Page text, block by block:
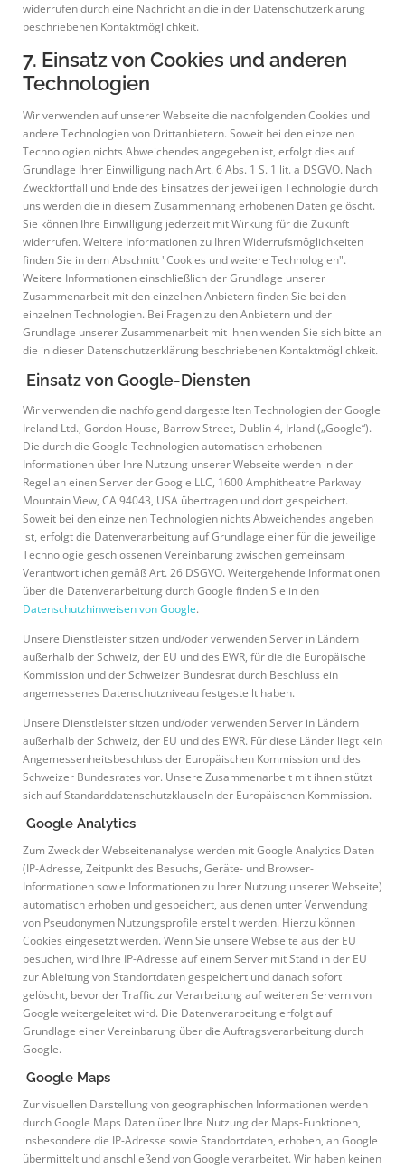
widerrufen durch eine Nachricht an die in der Datenschutzerklärung
beschriebenen Kontaktmöglichkeit.
7. Einsatz von Cookies und anderen
Technologien
Wir verwenden auf unserer Webseite die nachfolgenden Cookies und
andere Technologien von Drittanbietern. Soweit bei den einzelnen
Technologien nichts Abweichendes angegeben ist, erfolgt dies auf
Grundlage Ihrer Einwilligung nach Art. 6 Abs. 1 S. 1 lit. a DSGVO. Nach
Zweckfortfall und Ende des Einsatzes der jeweiligen Technologie durch
uns werden die in diesem Zusammenhang erhobenen Daten gelöscht.
Sie können Ihre Einwilligung jederzeit mit Wirkung für die Zukunft
widerrufen. Weitere Informationen zu Ihren Widerrufsmöglichkeiten
finden Sie in dem Abschnitt "Cookies und weitere Technologien".
Weitere Informationen einschließlich der Grundlage unserer
Zusammenarbeit mit den einzelnen Anbietern finden Sie bei den
einzelnen Technologien. Bei Fragen zu den Anbietern und der
Grundlage unserer Zusammenarbeit mit ihnen wenden Sie sich bitte an
die in dieser Datenschutzerklärung beschriebenen Kontaktmöglichkeit.
Einsatz von Google-Diensten
Wir verwenden die nachfolgend dargestellten Technologien der Google
Ireland Ltd., Gordon House, Barrow Street, Dublin 4, Irland („Google“).
Die durch die Google Technologien automatisch erhobenen
Informationen über Ihre Nutzung unserer Webseite werden in der
Regel an einen Server der Google LLC, 1600 Amphitheatre Parkway
Mountain View, CA 94043, USA übertragen und dort gespeichert.
Soweit bei den einzelnen Technologien nichts Abweichendes angeben
ist, erfolgt die Datenverarbeitung auf Grundlage einer für die jeweilige
Technologie geschlossenen Vereinbarung zwischen gemeinsam
Verantwortlichen gemäß Art. 26 DSGVO. Weitergehende Informationen
über die Datenverarbeitung durch Google finden Sie in den
Datenschutzhinweisen von Google.
Unsere Dienstleister sitzen und/oder verwenden Server in Ländern
außerhalb der Schweiz, der EU und des EWR, für die die Europäische
Kommission und der Schweizer Bundesrat durch Beschluss ein
angemessenes Datenschutzniveau festgestellt haben.
Unsere Dienstleister sitzen und/oder verwenden Server in Ländern
außerhalb der Schweiz, der EU und des EWR. Für diese Länder liegt kein
Angemessenheitsbeschluss der Europäischen Kommission und des
Schweizer Bundesrates vor. Unsere Zusammenarbeit mit ihnen stützt
sich auf Standarddatenschutzklauseln der Europäischen Kommission.
Google Analytics
Zum Zweck der Webseitenanalyse werden mit Google Analytics Daten
(IP-Adresse, Zeitpunkt des Besuchs, Geräte- und Browser-
Informationen sowie Informationen zu Ihrer Nutzung unserer Webseite)
automatisch erhoben und gespeichert, aus denen unter Verwendung
von Pseudonymen Nutzungsprofile erstellt werden. Hierzu können
Cookies eingesetzt werden. Wenn Sie unsere Webseite aus der EU
besuchen, wird Ihre IP-Adresse auf einem Server mit Stand in der EU
zur Ableitung von Standortdaten gespeichert und danach sofort
gelöscht, bevor der Traffic zur Verarbeitung auf weiteren Servern von
Google weitergeleitet wird. Die Datenverarbeitung erfolgt auf
Grundlage einer Vereinbarung über die Auftragsverarbeitung durch
Google.
Google Maps
Zur visuellen Darstellung von geographischen Informationen werden
durch Google Maps Daten über Ihre Nutzung der Maps-Funktionen,
insbesondere die IP-Adresse sowie Standortdaten, erhoben, an Google
übermittelt und anschließend von Google verarbeitet. Wir haben keinen